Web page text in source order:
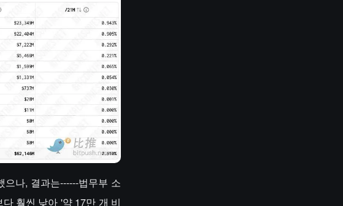
나, 결과는------법무부 소
훨씬 낮아 '약 17만 개 비